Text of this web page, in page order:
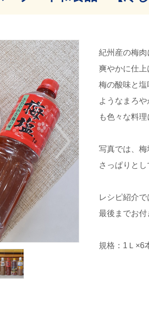
紀州産の梅肉
爽やかに仕上
梅の酸味と
ようなまろ
も色々な料理
写真では、梅
さっぱりとし
レシピ紹介
最後までお付
規格：1Ｌ×6